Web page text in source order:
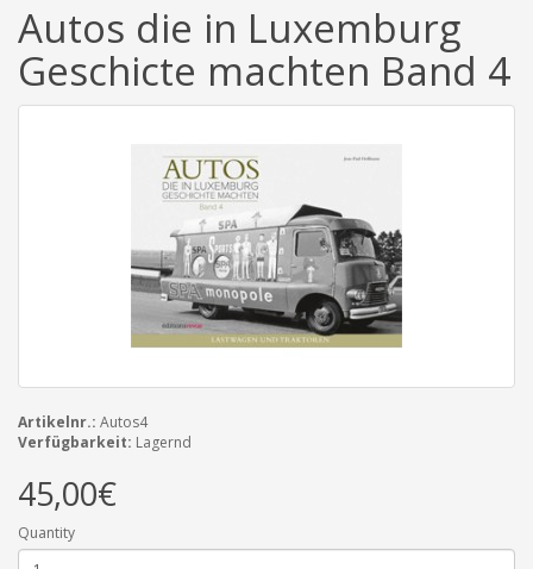
Autos die in Luxemburg
Geschicte machten Band 4
Artikelnr.: Autos4
Verfügbarkeit: Lagernd
45,00€
Quantity